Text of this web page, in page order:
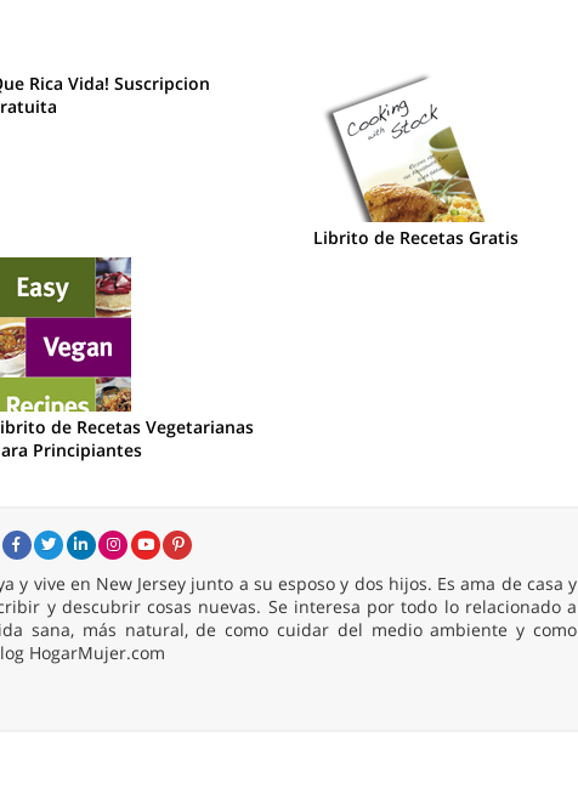
Rica Vida! Suscripcion
Librito de Recetas Gratis
de Recetas Vegetarianas
Principiantes
y vive en New Jersey junto a su esposo y dos hijos. Es ama de casa y
y descubrir cosas nuevas. Se interesa por todo lo relacionado a
sana, más natural, de como cuidar del medio ambiente y como
HogarMujer.com